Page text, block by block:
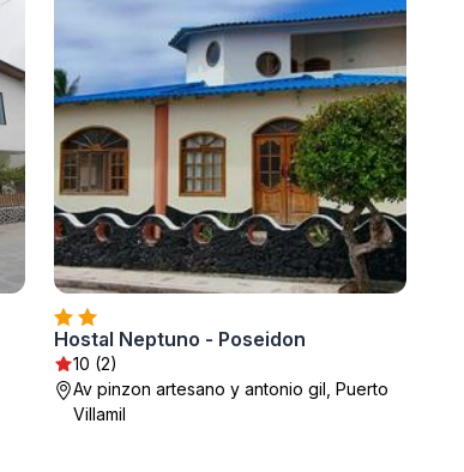
Hostal Neptuno - Poseidon
10 (2)
Av pinzon artesano y antonio gil, Puerto
Villamil